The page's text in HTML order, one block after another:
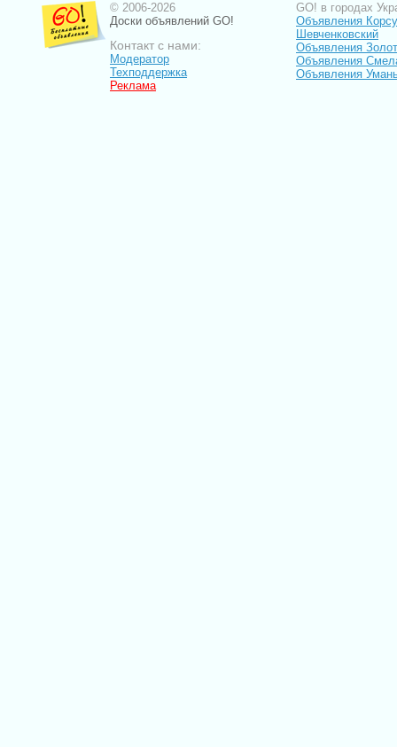
© 2006-2026
Доски объявлений GO!
Контакт с нами:
Модератор
Техподдержка
Реклама
GO! в городах
Объявления
Шевченковский
Объявления
Объявления
Объявления